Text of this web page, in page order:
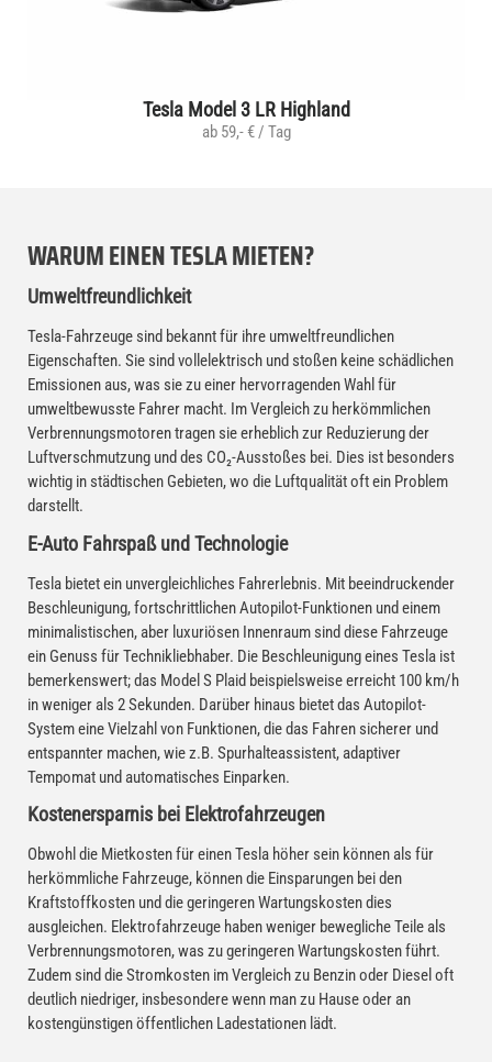
Tesla Model 3 LR Highland
ab 59,- € / Tag
WARUM EINEN TESLA MIETEN?
Umweltfreundlichkeit
Tesla-Fahrzeuge sind bekannt für ihre umweltfreundlichen
Eigenschaften. Sie sind vollelektrisch und stoßen keine schädlichen
Emissionen aus, was sie zu einer hervorragenden Wahl für
umweltbewusste Fahrer macht. Im Vergleich zu herkömmlichen
Verbrennungsmotoren tragen sie erheblich zur Reduzierung der
Luftverschmutzung und des CO₂-Ausstoßes bei. Dies ist besonders
wichtig in städtischen Gebieten, wo die Luftqualität oft ein Problem
darstellt.
E-Auto Fahrspaß und Technologie
Tesla bietet ein unvergleichliches Fahrerlebnis. Mit beeindruckender
Beschleunigung, fortschrittlichen Autopilot-Funktionen und einem
minimalistischen, aber luxuriösen Innenraum sind diese Fahrzeuge
ein Genuss für Technikliebhaber. Die Beschleunigung eines Tesla ist
bemerkenswert; das Model S Plaid beispielsweise erreicht 100 km/h
in weniger als 2 Sekunden. Darüber hinaus bietet das Autopilot-
System eine Vielzahl von Funktionen, die das Fahren sicherer und
entspannter machen, wie z.B. Spurhalteassistent, adaptiver
Tempomat und automatisches Einparken.
Kostenersparnis bei Elektrofahrzeugen
Obwohl die Mietkosten für einen Tesla höher sein können als für
herkömmliche Fahrzeuge, können die Einsparungen bei den
Kraftstoffkosten und die geringeren Wartungskosten dies
ausgleichen. Elektrofahrzeuge haben weniger bewegliche Teile als
Verbrennungsmotoren, was zu geringeren Wartungskosten führt.
Zudem sind die Stromkosten im Vergleich zu Benzin oder Diesel oft
deutlich niedriger, insbesondere wenn man zu Hause oder an
kostengünstigen öffentlichen Ladestationen lädt.